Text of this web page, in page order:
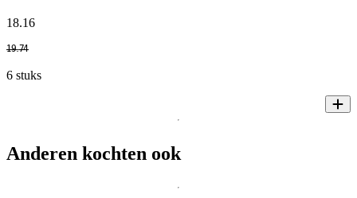
18.16
19.74
6 stuks
Anderen kochten ook